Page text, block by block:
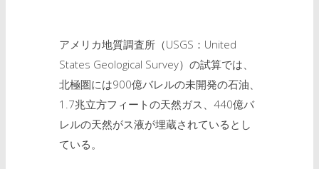
アメリカ地質調査所（USGS：United
States Geological Survey）の試算では、
北極圏には900億バレルの未開発の石油、
1.7兆立方フィートの天然ガス、440億バ
レルの天然がス液が埋蔵されているとし
ている。